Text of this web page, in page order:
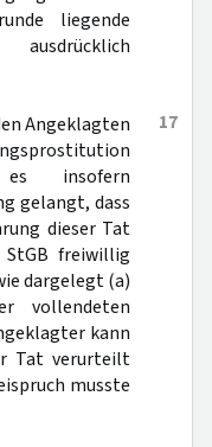
liegende
17
Angeklagten
insofern
gelangt, dass
dieser Tat
freiwillig
dargelegt (a)
vollendeten
kann
Tat verurteilt
musste